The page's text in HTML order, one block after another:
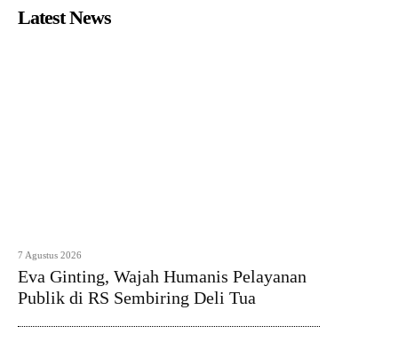
Latest News
7 Agustus 2026
Eva Ginting, Wajah Humanis Pelayanan
Publik di RS Sembiring Deli Tua